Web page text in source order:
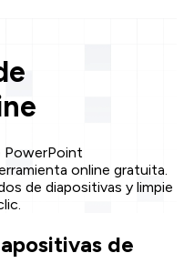
PowerPoint
online gratuita.
de diapositivas y limpie
de